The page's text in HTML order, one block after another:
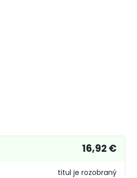
titul je rozobraný
16,92 €